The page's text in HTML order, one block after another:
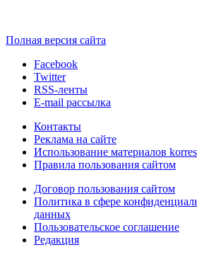
Полная версия сайта
Facebook
Twitter
RSS-ленты
E-mail рассылка
Контакты
Реклама на сайте
Использование материалов
Правила пользования сайтом
Договор пользования сайтом
Политика в сфере
данных
Пользовательское соглашение
Редакция